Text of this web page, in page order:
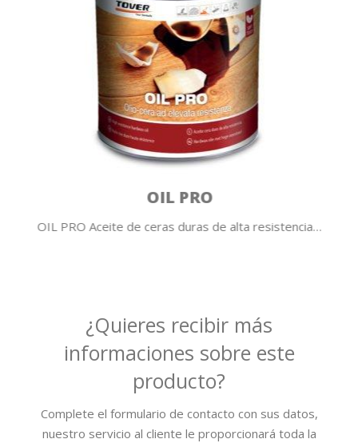
OIL PRO
OIL PRO Aceite de ceras duras de alta resistencia…
¿Quieres recibir más
informaciones sobre este
producto?
Complete el formulario de contacto con sus datos,
nuestro servicio al cliente le proporcionará toda la